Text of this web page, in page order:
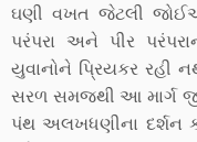
ઘણી વખત જેટલી જોઈએ
પરંપરા અને પીર
યુવાનોને પ્રિયકર
સરળ સમજથી આ માર્ગ
પંથ અલખધણીના